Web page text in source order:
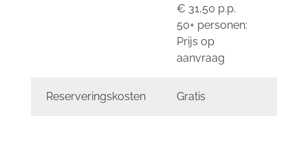
€ 31,50 p.p.
50+ personen:
Prijs op
aanvraag
Reserveringskosten Gratis